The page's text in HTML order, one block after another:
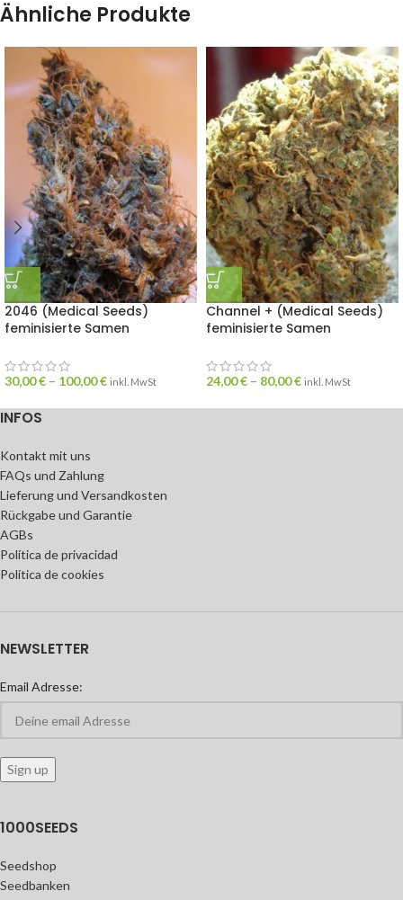
Ähnliche Produkte
2046 (Medical Seeds)
feminisierte Samen
30,00€ – 100,00€ inkl. MwSt
Channel + (Medical Seeds)
feminisierte Samen
24,00€ – 80,00€ inkl. MwSt
INFOS
Kontakt mit uns
FAQs und Zahlung
Lieferung und Versandkosten
Rückgabe und Garantie
AGBs
Política de privacidad
Política de cookies
NEWSLETTER
Email Adresse:
1000SEEDS
Seedshop
Seedbanken